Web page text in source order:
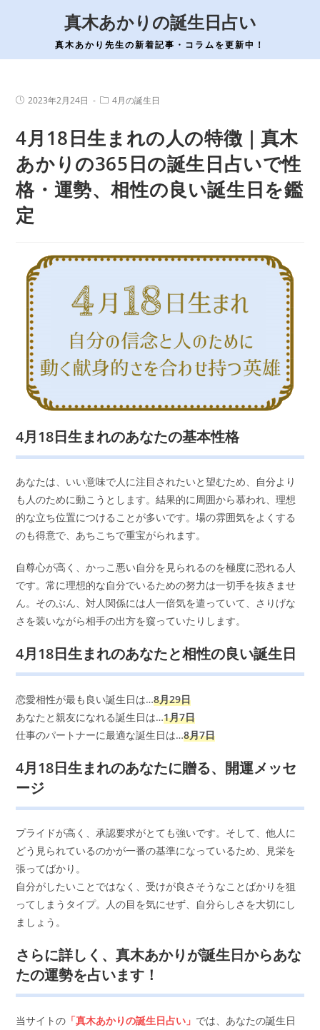
ン
真木あかりの誕生日占い
真木あかり先生の新着記事・コラムを更新中！
投
開
日:
2023年2月24日
投
テ
ゴ
ー:
4月の誕生日
4月18日生まれの人の特徴｜真木
あかりの365日の誕生日占いで性
格・運勢、相性の良い誕生日を鑑
定
4月18日生まれのあなたの基本性格
あなたは、いい意味で人に注目されたいと望むため、自分より
も人のために動こうとします。結果的に周囲から慕われ、理想
的な立ち位置につけることが多いです。場の雰囲気をよくする
のも得意で、あちこちで重宝がられます。
自尊心が高く、かっこ悪い自分を見られるのを極度に恐れる人
です。常に理想的な自分でいるための努力は一切手を抜きませ
ん。そのぶん、対人関係には人一倍気を遣っていて、さりげな
さを装いながら相手の出方を窺っていたりします。
4月18日生まれのあなたと相性の良い誕生日
恋愛相性が最も良い誕生日は…8月29日
あなたと親友になれる誕生日は…1月7日
仕事のパートナーに最適な誕生日は…8月7日
4月18日生まれのあなたに贈る、開運メッセ
ージ
プライドが高く、承認要求がとても強いです。そして、他人に
どう見られているのかが一番の基準になっているため、見栄を
張ってばかり。
自分がしたいことではなく、受けが良さそうなことばかりを狙
ってしまうタイプ。人の目を気にせず、自分らしさを大切にし
ましょう。
さらに詳しく、真木あかりが誕生日からあな
たの運勢を占います！
当サイトの 「真木あかりの誕生日占い」 では、あなたの誕生日